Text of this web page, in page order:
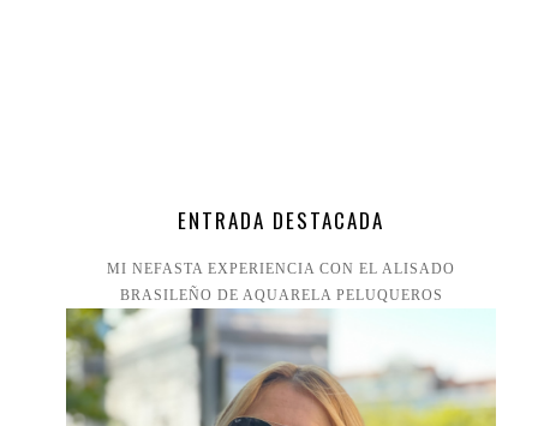
ENTRADA DESTACADA
MI NEFASTA EXPERIENCIA CON EL ALISADO
BRASILEÑO DE AQUARELA PELUQUEROS